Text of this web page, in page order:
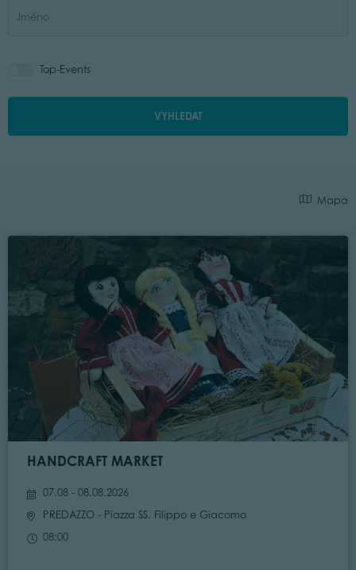
Top-Events
VYHLEDAT
Mapa
HANDCRAFT MARKET
07.08 - 08.08.2026
PREDAZZO - Piazza SS. Filippo e Giacomo
08:00